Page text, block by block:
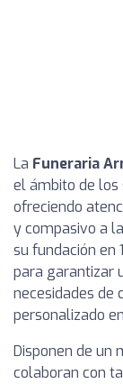
La Funeraria
el ámbito de los
ofreciendo
y compasivo a
su fundación en
para garantizar
necesidades de
personalizado
Disponen de un
colaboran con